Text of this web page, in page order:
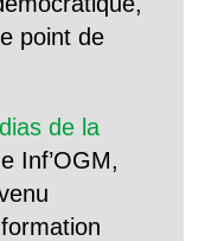
point de
de la
Inf’OGM,